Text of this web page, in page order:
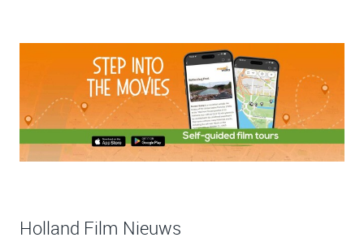
Holland Film Nieuws